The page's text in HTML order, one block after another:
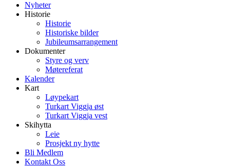
Nyheter
Historie
Historie
Historiske bilder
Jubileumsarrangement
Dokumenter
Styre og verv
Møtereferat
Kalender
Kart
Løypekart
Turkart Viggja øst
Turkart Viggja vest
Skihytta
Leie
Prosjekt ny hytte
Bli Medlem
Kontakt Oss